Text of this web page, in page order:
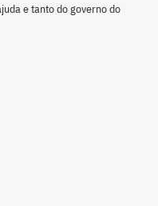
e tanto do governo do